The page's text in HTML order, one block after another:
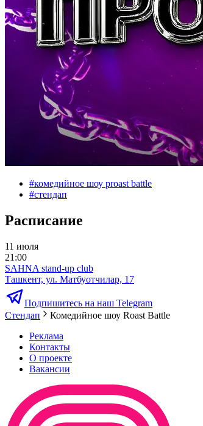
#комедийное шоу proast battle
#стендап
Расписание
11 июля
21:00
SAHNA stand-up club
Ташкент, ул. Матбуотчилар, 17
Подпишитесь на наш Telegram
Стендап
Комедийное шоу Roast Battle
Реклама
Контакты
О проекте
Вакансии